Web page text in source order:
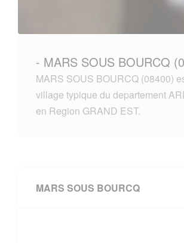
- MARS SOUS BOURCQ
MARS SOUS BOURCQ (08400)
village typique du departement
en Region GRAND EST.
MARS SOUS BOURCQ